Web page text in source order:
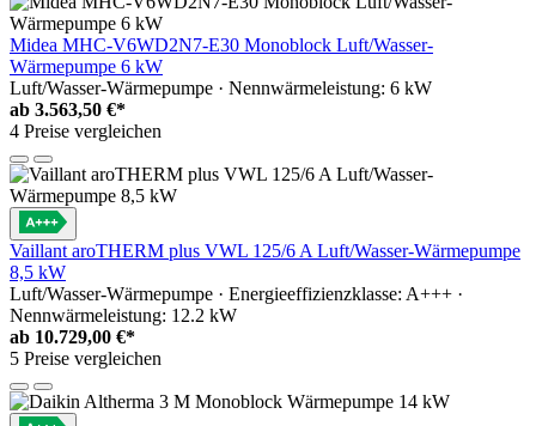
Midea MHC-V6WD2N7-E30 Monoblock Luft/Wasser-
Wärmepumpe 6 kW
Luft/Wasser-Wärmepumpe · Nennwärmeleistung: 6 kW
ab 3.563,50 €*
4 Preise vergleichen
Vaillant aroTHERM plus VWL 125/6 A Luft/Wasser-Wärmepumpe
8,5 kW
Luft/Wasser-Wärmepumpe · Energieeffizienzklasse: A+++ ·
Nennwärmeleistung: 12.2 kW
ab 10.729,00 €*
5 Preise vergleichen